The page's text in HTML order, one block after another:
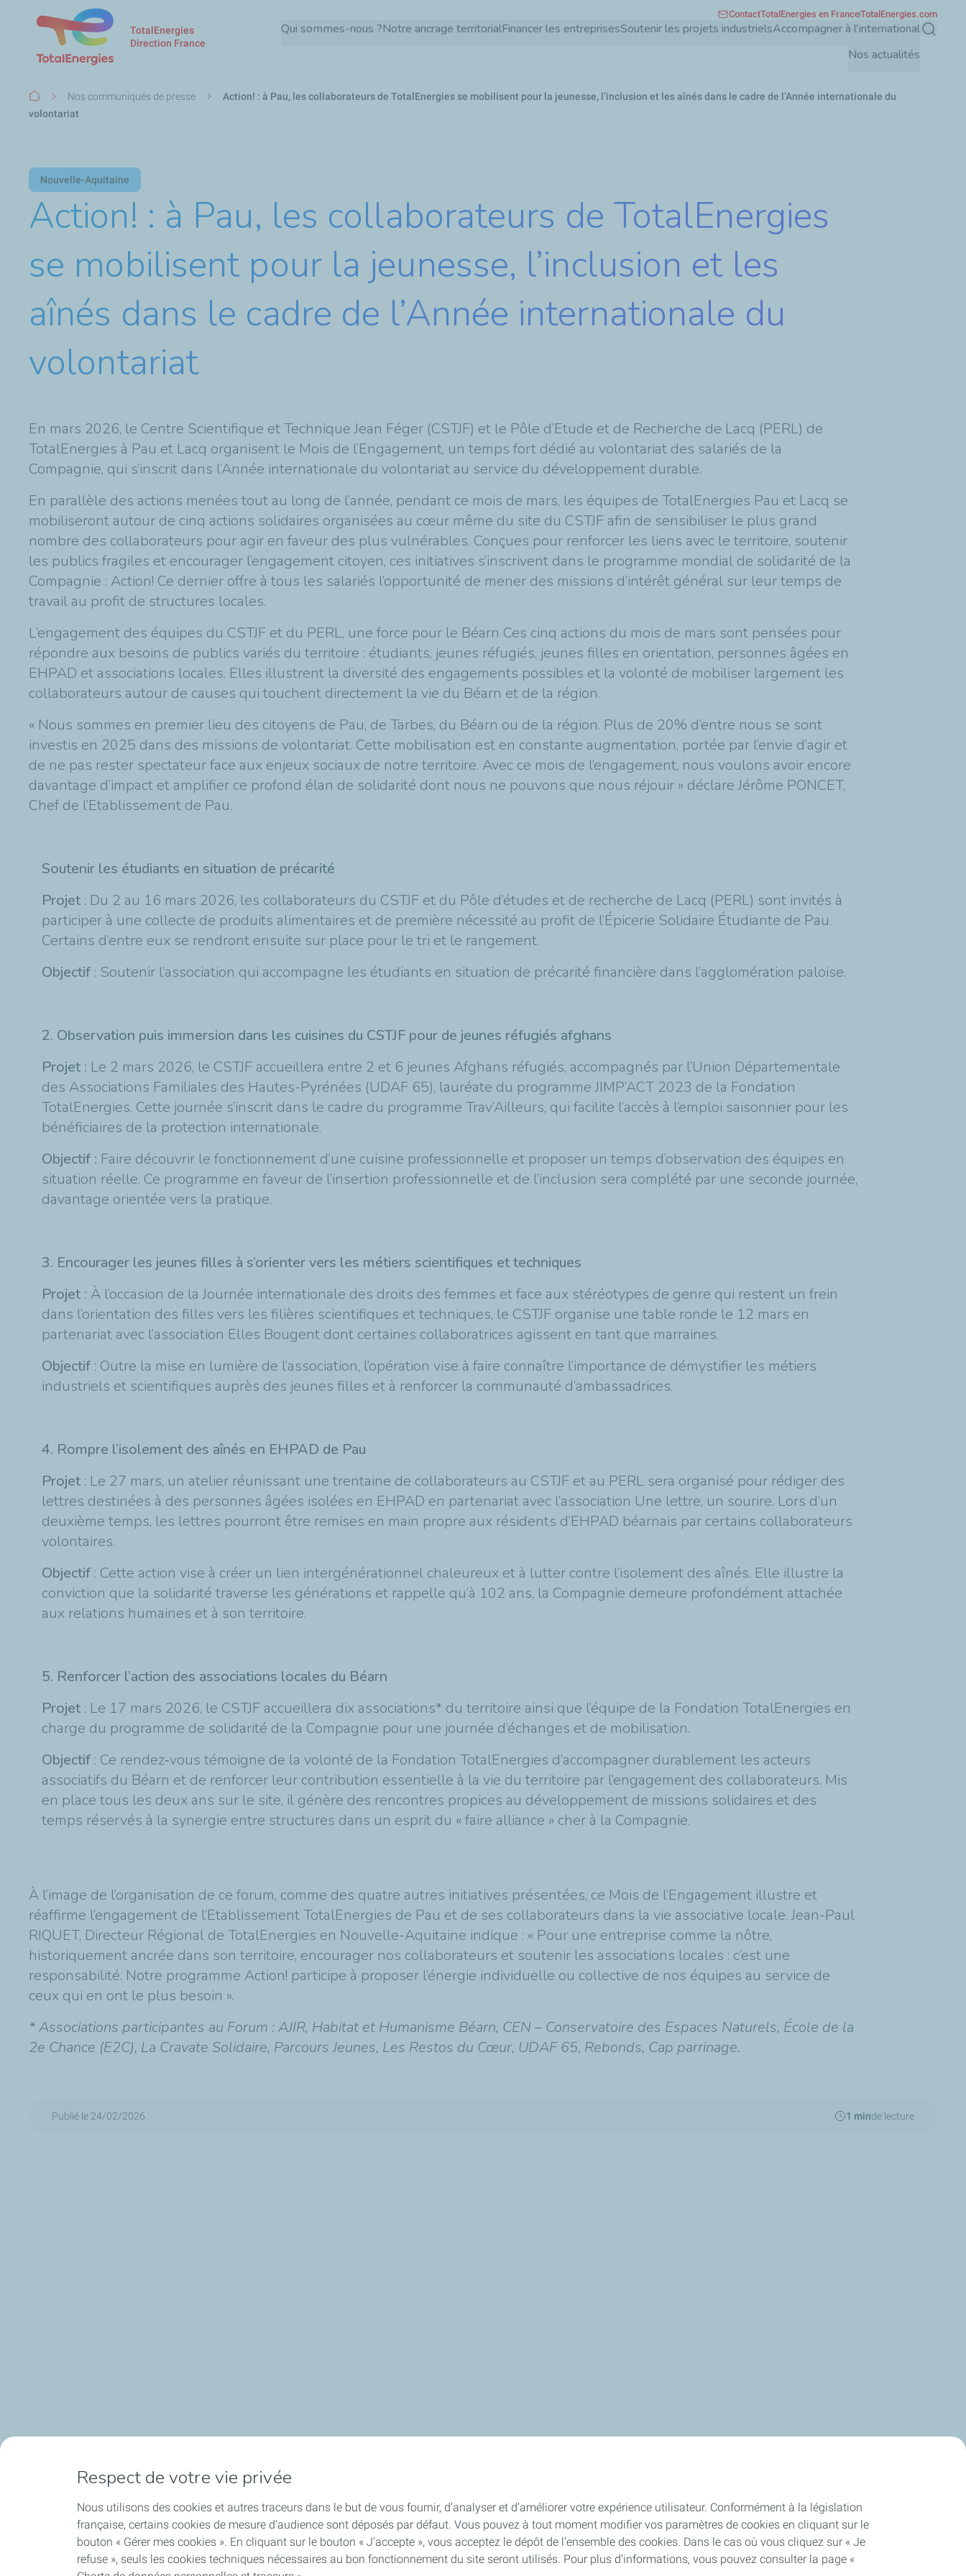
Aller
TotalEnergies
Direction France
Qui sommes-nous ?Notre ancrage territorialFinancer les entreprisesSoutenir les projets industrielsAccompagner à l'international
Nos actualités
ContactTotalEnergies en FranceTotalEnergies.com
Fil
d'Ariane
Nos communiqués de presse
Action! : à Pau, les collaborateurs de TotalEnergies se mobilisent pour la jeunesse, l’inclusion et les aînés dans le cadre de l’Année internationale du
volontariat
Nouvelle-Aquitaine
Action! : à Pau, les collaborateurs de TotalEnergies
se mobilisent pour la jeunesse, l’inclusion et les
aînés dans le cadre de l’Année internationale du
volontariat
En mars 2026, le Centre Scientifique et Technique Jean Féger (CSTJF) et le Pôle d’Etude et de Recherche de Lacq (PERL) de
TotalEnergies à Pau et Lacq organisent le Mois de l’Engagement, un temps fort dédié au volontariat des salariés de la
Compagnie, qui s’inscrit dans l’Année internationale du volontariat au service du développement durable.
En parallèle des actions menées tout au long de l’année, pendant ce mois de mars, les équipes de TotalEnergies Pau et Lacq se
mobiliseront autour de cinq actions solidaires organisées au cœur même du site du CSTJF afin de sensibiliser le plus grand
nombre des collaborateurs pour agir en faveur des plus vulnérables. Conçues pour renforcer les liens avec le territoire, soutenir
les publics fragiles et encourager l’engagement citoyen, ces initiatives s’inscrivent dans le programme mondial de solidarité de la
Compagnie : Action! Ce dernier offre à tous les salariés l’opportunité de mener des missions d’intérêt général sur leur temps de
travail au profit de structures locales.
L’engagement des équipes du CSTJF et du PERL, une force pour le Béarn Ces cinq actions du mois de mars sont pensées pour
répondre aux besoins de publics variés du territoire : étudiants, jeunes réfugiés, jeunes filles en orientation, personnes âgées en
EHPAD et associations locales. Elles illustrent la diversité des engagements possibles et la volonté de mobiliser largement les
collaborateurs autour de causes qui touchent directement la vie du Béarn et de la région.
« Nous sommes en premier lieu des citoyens de Pau, de Tarbes, du Béarn ou de la région. Plus de 20% d’entre nous se sont
investis en 2025 dans des missions de volontariat. Cette mobilisation est en constante augmentation, portée par l’envie d’agir et
de ne pas rester spectateur face aux enjeux sociaux de notre territoire. Avec ce mois de l’engagement, nous voulons avoir encore
davantage d’impact et amplifier ce profond élan de solidarité dont nous ne pouvons que nous réjouir » déclare Jérôme PONCET,
Chef de l’Etablissement de Pau.
Soutenir les étudiants en situation de précarité
Projet: Du 2 au 16 mars 2026, les collaborateurs du CSTJF et du Pôle d’études et de recherche de Lacq (PERL) sont invités à
participer à une collecte de produits alimentaires et de première nécessité au profit de l’Épicerie Solidaire Étudiante de Pau.
Certains d’entre eux se rendront ensuite sur place pour le tri et le rangement.
Objectif : Soutenir l’association qui accompagne les étudiants en situation de précarité financière dans l’agglomération paloise.
2. Observation puis immersion dans les cuisines du CSTJF pour de jeunes réfugiés afghans
Projet : Le 2 mars 2026, le CSTJF accueillera entre 2 et 6 jeunes Afghans réfugiés, accompagnés par l’Union Départementale
des Associations Familiales des Hautes-Pyrénées (UDAF 65), lauréate du programme JIMP’ACT 2023 de la Fondation
TotalEnergies. Cette journée s’inscrit dans le cadre du programme Trav’Ailleurs, qui facilite l’accès à l’emploi saisonnier pour les
bénéficiaires de la protection internationale.
Objectif : Faire découvrir le fonctionnement d’une cuisine professionnelle et proposer un temps d’observation des équipes en
situation réelle. Ce programme en faveur de l’insertion professionnelle et de l’inclusion sera complété par une seconde journée,
davantage orientée vers la pratique.
3. Encourager les jeunes filles à s’orienter vers les métiers scientifiques et techniques
Projet : À l’occasion de la Journée internationale des droits des femmes et face aux stéréotypes de genre qui restent un frein
dans l’orientation des filles vers les filières scientifiques et techniques, le CSTJF organise une table ronde le 12 mars en
partenariat avec l’association Elles Bougent dont certaines collaboratrices agissent en tant que marraines.
Objectif : Outre la mise en lumière de l’association, l’opération vise à faire connaître l’importance de démystifier les métiers
industriels et scientifiques auprès des jeunes filles et à renforcer la communauté d’ambassadrices.
4. Rompre l’isolement des aînés en EHPAD de Pau
Projet: Le 27 mars, un atelier réunissant une trentaine de collaborateurs au CSTJF et au PERL sera organisé pour rédiger des
lettres destinées à des personnes âgées isolées en EHPAD en partenariat avec l’association Une lettre, un sourire. Lors d’un
deuxième temps, les lettres pourront être remises en main propre aux résidents d’EHPAD béarnais par certains collaborateurs
volontaires.
Objectif : Cette action vise à créer un lien intergénérationnel chaleureux et à lutter contre l’isolement des aînés. Elle illustre la
conviction que la solidarité traverse les générations et rappelle qu’à 102 ans, la Compagnie demeure profondément attachée
aux relations humaines et à son territoire.
5. Renforcer l’action des associations locales du Béarn
Projet: Le 17 mars 2026, le CSTJF accueillera dix associations* du territoire ainsi que l’équipe de la Fondation TotalEnergies en
charge du programme de solidarité de la Compagnie pour une journée d’échanges et de mobilisation.
Objectif : Ce rendez‑vous témoigne de la volonté de la Fondation TotalEnergies d’accompagner durablement les acteurs
associatifs du Béarn et de renforcer leur contribution essentielle à la vie du territoire par l’engagement des collaborateurs. Mis
en place tous les deux ans sur le site, il génère des rencontres propices au développement de missions solidaires et des
temps réservés à la synergie entre structures dans un esprit du « faire alliance » cher à la Compagnie.
À l’image de l’organisation de ce forum, comme des quatre autres initiatives présentées, ce Mois de l’Engagement illustre et
réaffirme l’engagement de l’Etablissement TotalEnergies de Pau et de ses collaborateurs dans la vie associative locale. Jean-Paul
RIQUET, Directeur Régional de TotalEnergies en Nouvelle-Aquitaine indique : « Pour une entreprise comme la nôtre,
historiquement ancrée dans son territoire, encourager nos collaborateurs et soutenir les associations locales : c’est une
responsabilité. Notre programme Action! participe à proposer l’énergie individuelle ou collective de nos équipes au service de
ceux qui en ont le plus besoin ».
* Associations participantes au Forum : AJIR, Habitat et Humanisme Béarn, CEN – Conservatoire des Espaces Naturels, École de la
2e Chance (E2C), La Cravate Solidaire, Parcours Jeunes, Les Restos du Cœur, UDAF 65, Rebonds, Cap parrinage.
Publié le 24/02/2026 1 minde lecture
Respect de votre vie privée
Nous utilisons des cookies et autres traceurs dans le but de vous fournir, d’analyser et d’améliorer votre expérience utilisateur. Conformément à la législation
française, certains cookies de mesure d'audience sont déposés par défaut. Vous pouvez à tout moment modifier vos paramètres de cookies en cliquant sur le
bouton « Gérer mes cookies ». En cliquant sur le bouton « J’accepte », vous acceptez le dépôt de l’ensemble des cookies. Dans le cas où vous cliquez sur « Je
refuse », seuls les cookies techniques nécessaires au bon fonctionnement du site seront utilisés. Pour plus d’informations, vous pouvez consulter la page «